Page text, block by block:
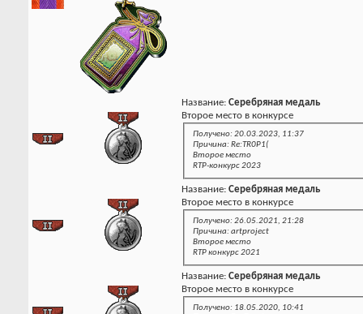
Название: Серебряная медаль
Второе место в конкурсе
Получено: 20.03.2023, 11:37
Причина: Re:TR0P1(
Второе место
RTP-конкурс 2023
Название: Серебряная медаль
Второе место в конкурсе
Получено: 26.05.2021, 21:28
Причина: artproject
Второе место
RTP конкурс 2021
Название: Серебряная медаль
Второе место в конкурсе
Получено: 18.05.2020, 10:41